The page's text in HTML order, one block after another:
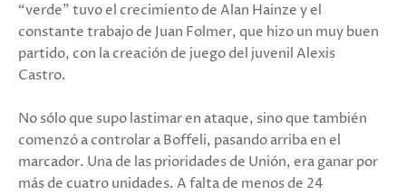
“verde” tuvo el crecimiento de Alan Hainze y el
constante trabajo de Juan Folmer, que hizo un muy buen
partido, con la creación de juego del juvenil Alexis
Castro.
No sólo que supo lastimar en ataque, sino que también
comenzó a controlar a Boffeli, pasando arriba en el
marcador. Una de las prioridades de Unión, era ganar por
más de cuatro unidades. A falta de menos de 24